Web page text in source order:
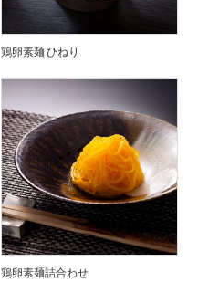
鶏卵素麺 ひねり
鶏卵素麺詰合わせ